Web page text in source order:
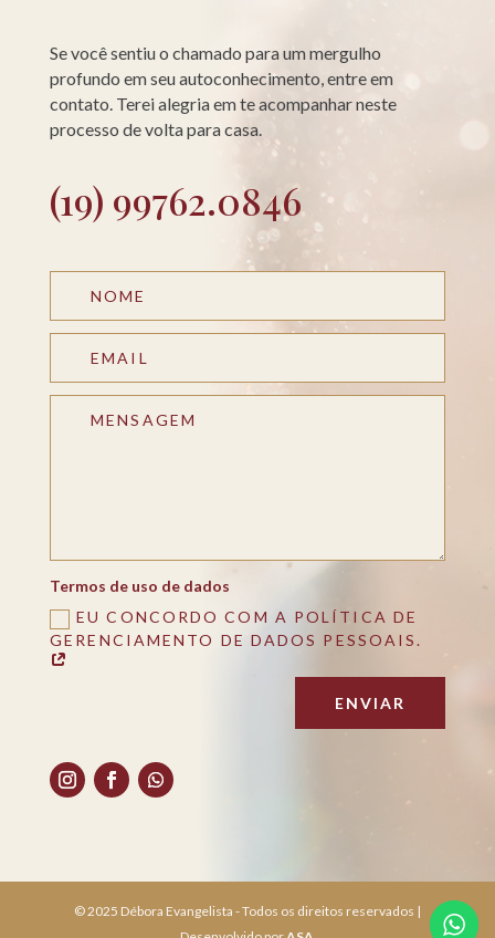
Se você sentiu o chamado para um mergulho
profundo em seu autoconhecimento, entre em
contato. Terei alegria em te acompanhar neste
processo de volta para casa.
(19) 99762.0846
Termos de uso de dados
EU CONCORDO COM A POLÍTICA DE
GERENCIAMENTO DE DADOS PESSOAIS.
ENVIAR
© 2025 Débora Evangelista - Todos os direitos reservados |